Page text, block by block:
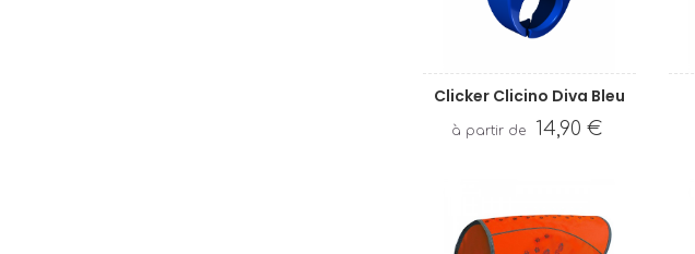
Clicker Clicino Diva Bleu
14,90 €